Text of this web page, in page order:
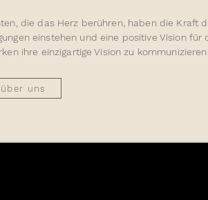
die das Herz berühren, haben die Kraft
einstehen und eine positive Vision
ihre einzigartige Vision zu
uns